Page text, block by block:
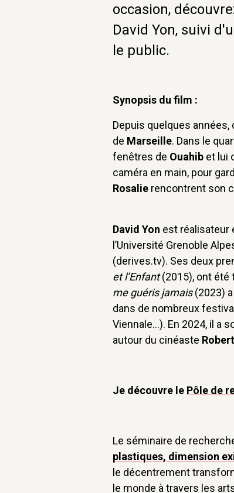
occasion,
David Yon, suivi
le public.
Synopsis du film :
Depuis quelques
de Marseille. Dans le
fenêtres de Ouahib et lui
caméra en main, pour
Rosalie rencontrent son
David Yon est réalisateur
l’Université Grenoble
(derives.tv). Ses deux
et l’Enfant(2015), ont été
me guéris jamais(2023)
dans de nombreux
Viennale…). En 2024, il a
autour du cinéaste
Je découvre le Pôle de
Le séminaire de
plastiques, dimension
le décentrement
le monde à travers les